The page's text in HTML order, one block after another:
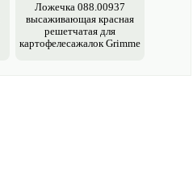
Ложечка 088.00937
высаживающая красная
решетчатая для
картофелесажалок Grimme